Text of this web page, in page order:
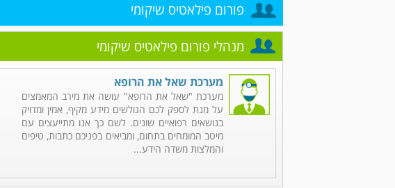
פורום פילאטיס שיקומי
מנהלי פורום פילאטיס שיקומי
מערכת שאל את הרופא
מערכת "שאל את הרופא" עושה את מירב המאמצים
על מנת לספק לכם הגולשים מידע מקיף, אמין ומדויק
בנושאים רפואיים שונים. לשם כך אנו מתייעצים עם
מיטב המומחים בתחום, ומביאים בפניכם כתבות, טיפים
והמלצות משדה הידע...